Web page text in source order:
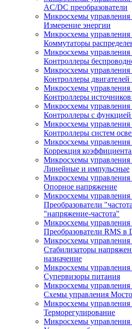
AC/DC преобразователи
Микросхемы управления
Измерение энергии
Микросхемы управления
Коммутаторы
Микросхемы управления
Контроллеры
Микросхемы управления
Контроллеры двигателей
Микросхемы управления
Контроллеры
Микросхемы управления
Контроллеры с
Микросхемы управления
Контроллеры систем
Микросхемы управления
Коррекция
Микросхемы управления
Линейные и импульсные
Микросхемы управления
Опорное напряжение
Микросхемы управления
Преобразователи
"напряжение-частота"
Микросхемы управления
Преобразователи RMS в
Микросхемы управления
Стабилизаторы
назначение
Микросхемы управления
Супервизоры питания
Микросхемы управления
Схемы управления
Микросхемы управления
Терморегулирование
Микросхемы управления